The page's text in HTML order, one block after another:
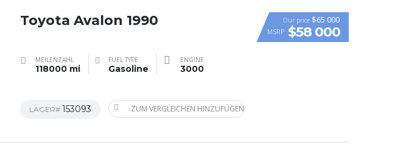
Our price $65 000
MSRP $58 000
Toyota Avalon 1990
MEILENZAHL
118000 mi
FUEL TYPE
Gasoline
ENGINE
3000
LAGER# 153093 ZUM VERGLEICHEN HINZUFÜGEN